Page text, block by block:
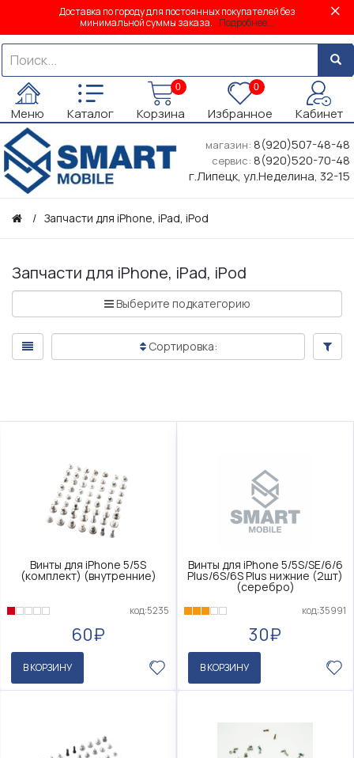
Доставка по городу для постоянных покупателей без
минимальной суммы заказа. Подробнее...
Меню Каталог
0
Корзина
0
Избранное Кабинет
магазин: 8(920)507-48-48
сервис: 8(920)520-70-48
г.Липецк, ул.Неделина, 32-15
Запчасти для iPhone, iPad, iPod
Запчасти для iPhone, iPad, iPod
Выберите подкатегорию
Сортировка:
Винты для iPhone 5/5S
(комплект) (внутренние)
код:5235
60₽
В КОРЗИНУ
Винты для iPhone 5/5S/SE/6/6
Plus/6S/6S Plus нижние (2шт)
(серебро)
код:35991
30₽
В КОРЗИНУ